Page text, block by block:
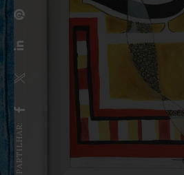
PARTILHAR: